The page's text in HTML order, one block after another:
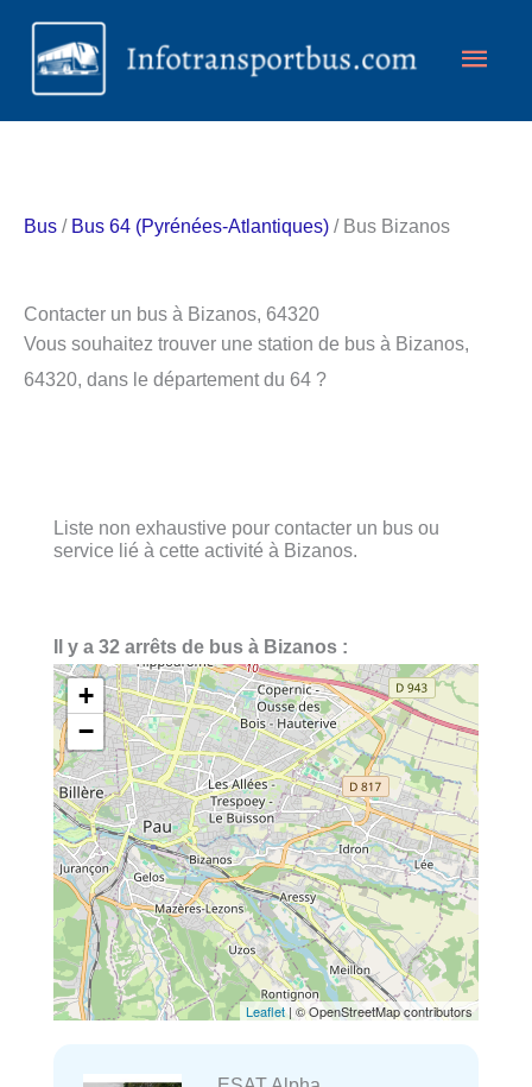
Aller
contenu
Bus / Bus 64 (Pyrénées-Atlantiques) / Bus Bizanos
Contacter un bus à Bizanos, 64320
Vous souhaitez trouver une station de bus à Bizanos,
64320, dans le département du 64 ?
Liste non exhaustive pour contacter un bus ou
service lié à cette activité à Bizanos.
Il y a 32 arrêts de bus à Bizanos :
+
−
Leaflet | © OpenStreetMap contributors